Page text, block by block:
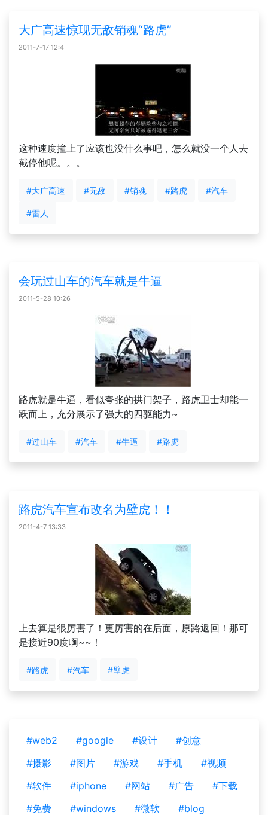
大广高速惊现无敌销魂“路虎”
2011-7-17 12:4
这种速度撞上了应该也没什么事吧，怎么就没一个人去
截停他呢。。。
#大广高速 #无敌 #销魂 #路虎 #汽车
#雷人
会玩过山车的汽车就是牛逼
2011-5-28 10:26
路虎就是牛逼，看似夸张的拱门架子，路虎卫士却能一
跃而上，充分展示了强大的四驱能力~
#过山车 #汽车 #牛逼 #路虎
路虎汽车宣布改名为壁虎！！
2011-4-7 13:33
上去算是很厉害了！更厉害的在后面，原路返回！那可
是接近90度啊~~！
#路虎 #汽车 #壁虎
#web2 #google #设计
#创意
#摄影
#图片 #游戏 #手机
#视频
#软件
#iphone #网站 #广告
#下载
#免费
#windows #微软
#blog